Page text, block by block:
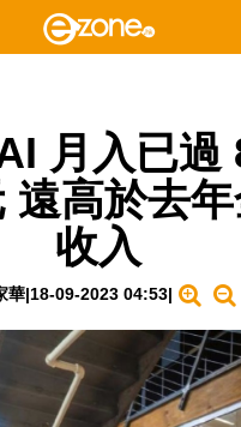
月入已過
遠高於去
收入
華|18-09-2023 04:53|